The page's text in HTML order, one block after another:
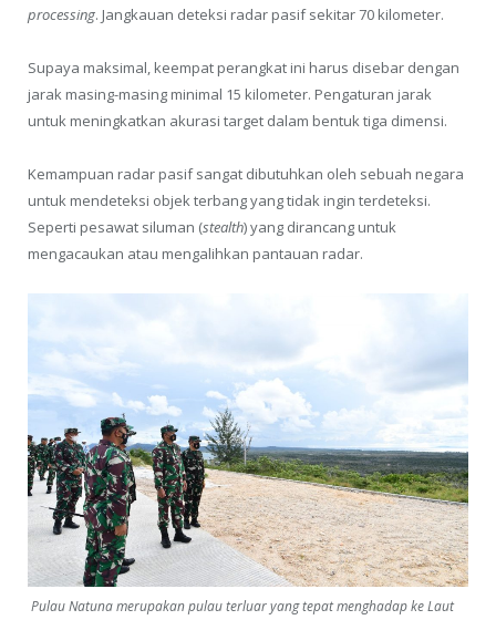
processing. Jangkauan deteksi radar pasif sekitar 70 kilometer.
Supaya maksimal, keempat perangkat ini harus disebar dengan
jarak masing-masing minimal 15 kilometer. Pengaturan jarak
untuk meningkatkan akurasi target dalam bentuk tiga dimensi.
Kemampuan radar pasif sangat dibutuhkan oleh sebuah negara
untuk mendeteksi objek terbang yang tidak ingin terdeteksi.
Seperti pesawat siluman (stealth) yang dirancang untuk
mengacaukan atau mengalihkan pantauan radar.
Pulau Natuna merupakan pulau terluar yang tepat menghadap ke Laut